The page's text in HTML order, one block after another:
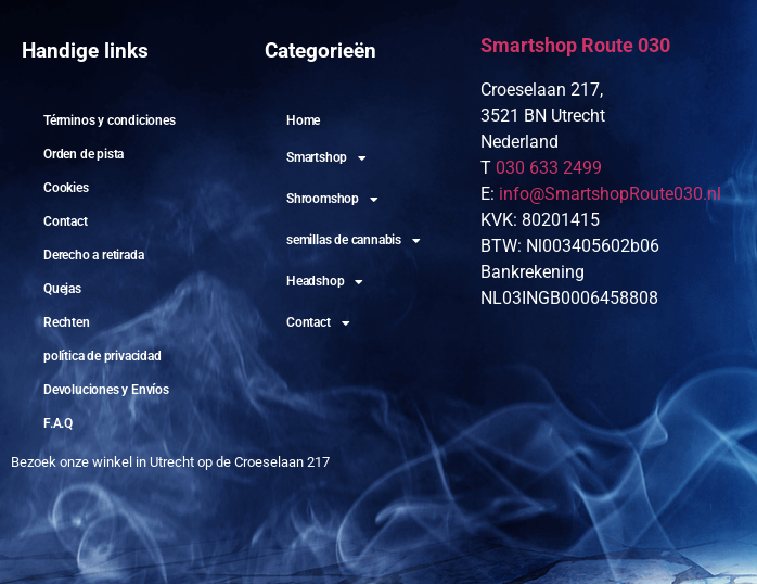
Handige links
Términos y condiciones
Orden de pista
Cookies
Contact
Derecho a retirada
Quejas
Rechten
política de privacidad
Devoluciones y Envíos
F.A.Q
Categorieën
Home
Smartshop
Shroomshop
semillas de cannabis
Headshop
Contact
Smartshop Route 030
Croeselaan 217,
3521 BN Utrecht
Nederland
T 030 633 2499
E: info@SmartshopRoute030.nl
KVK: 80201415
BTW: Nl003405602b06
Bankrekening
NL03INGB0006458808
Bezoek onze winkel in Utrecht op de Croeselaan 217